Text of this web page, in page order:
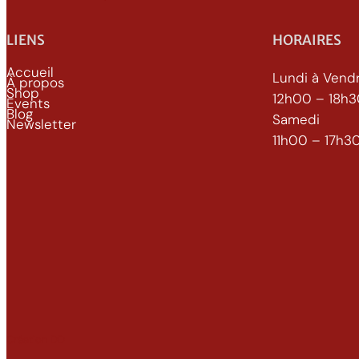
LIENS
Accueil
À propos
Shop
Events
Blog
Newsletter
HORAIRES
Lundi à
12h00 –
Samedi
11h00 –